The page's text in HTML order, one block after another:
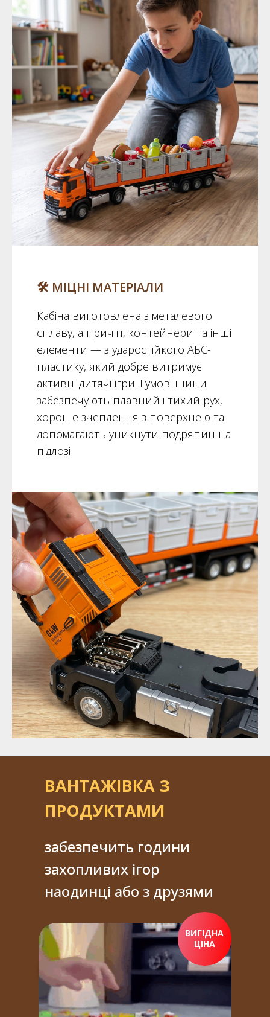
🛠️ МІЦНІ МАТЕРІАЛИ
Кабіна виготовлена з металевого
сплаву, а причіп, контейнери та інші
елементи — з ударостійкого АБС-
пластику, який добре витримує
активні дитячі ігри. Гумові шини
забезпечують плавний і тихий рух,
хороше зчеплення з поверхнею та
допомагають уникнути подряпин на
підлозі
ПРИДБАТИ ЗАРАЗ
ВАНТАЖІВКА З
ПРОДУКТАМИ
забезпечить години
захопливих ігор
наодинці або з друзями
ВИГІДНА
ЦІНА